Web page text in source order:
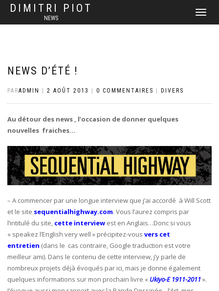
DIMITRI PIOT
NEWS
DÉPLIER
NEWS D’ÉTÉ !
PARADMIN 2 AOÛT 2013 0 COMMENTAIRES DIVERS
Au détour des news , l’occasion de donner quelques
nouvelles fraiches…
– A commencer par une longue interview que j’ai accordé à Will Scott
et le site sequentialhighway.com. Vous l’aurez compris par
l’intitulé du site, cette interview est en Anglais…Donc si vous
« speakez l’English very well » précipitez-vous vers cet
entretien (dans le cas contraire, Google traduction est votre
meilleur ami). Dans le contenu de cette interview, j’y parle de
nombreux projets déjà évoqués par ici, mais je donne également
quelques informations sur mon prochain livre « Ukiyo-E 1911-2011».